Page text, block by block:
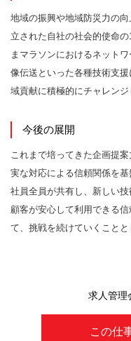
地域の振興や地域防災力の
立された自社の社会的使命
まマラソンにおけるネット
像伝送といった各種技術支
域貢献に積極的にチャレンジ
今後の展開
これまで培ってきた企画提
実な対応による信頼関係を
社員全員が共有し、新しい
顧客が安心して利用できる
て、挑戦を続けていくことと
この仕
求人管理